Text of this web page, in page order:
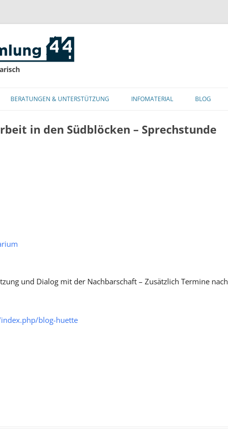
Inhalt
BERATUNGEN & UNTERSTÜTZUNG INFOMATERIAL BLOG
in den Südblöcken – Sprechstunde
und Dialog mit der Nachbarschaft – Zusätzlich Termine nach
blog-huette